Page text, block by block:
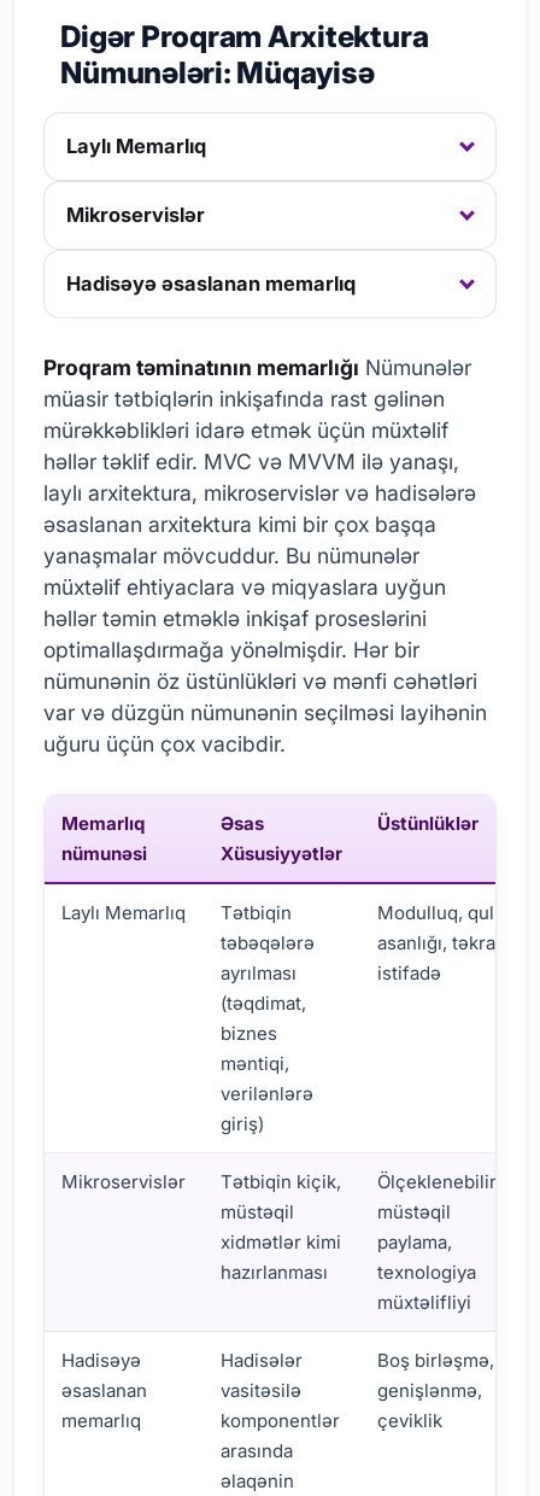
Digər Proqram Arxitektura
Nümunələri: Müqayisə
Laylı Memarlıq
Mikroservislər
Hadisəyə əsaslanan memarlıq
Proqram təminatının memarlığı Nümunələr
müasir tətbiqlərin inkişafında rast gəlinən
mürəkkəblikləri idarə etmək üçün müxtəlif
həllər təklif edir. MVC və MVVM ilə yanaşı,
laylı arxitektura, mikroservislər və hadisələrə
əsaslanan arxitektura kimi bir çox başqa
yanaşmalar mövcuddur. Bu nümunələr
müxtəlif ehtiyaclara və miqyaslara uyğun
həllər təmin etməklə inkişaf proseslərini
optimallaşdırmağa yönəlmişdir. Hər bir
nümunənin öz üstünlükləri və mənfi cəhətləri
var və düzgün nümunənin seçilməsi layihənin
uğuru üçün çox vacibdir.
Memarlıq
nümunəsi
Əsas
Xüsusiyyətlər
Üstünlüklər
Laylı Memarlıq
Tətbiqin
təbəqələrə
ayrılması
(təqdimat,
biznes
məntiqi,
verilənlərə
giriş)
Modulluq, qulluq
asanlığı, təkrar
istifadə
Mikroservislər
Tətbiqin kiçik,
müstəqil
xidmətlər kimi
hazırlanması
Ölçeklenebilirlik,
müstəqil
paylama,
texnologiya
müxtəlifliyi
Hadisəyə
əsaslanan
memarlıq
Hadisələr
vasitəsilə
komponentlər
arasında
əlaqənin
Boş birləşmə,
genişlənmə,
çeviklik